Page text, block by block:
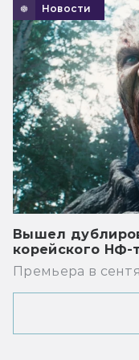
Новости
Вышел
корейского НФ-
Премьера в